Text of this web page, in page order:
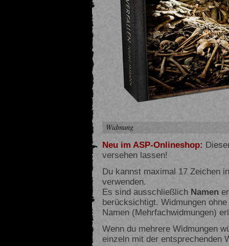
Widmung
Neu im ASP-Onlineshop:
versehen lassen!
Du kannst maximal 17 Zeichen
verwenden.
Es sind ausschließlich Namen
berücksichtigt. Widmungen
Namen (Mehrfachwidmungen)
Wenn du mehrere Widmungen
einzeln mit der entsprechenden